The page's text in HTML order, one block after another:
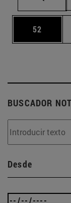
Página
52
BUSCADOR
Desde